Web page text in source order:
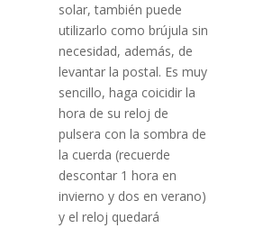
solar, también puede
utilizarlo como brújula sin
necesidad, además, de
levantar la postal. Es muy
sencillo, haga coicidir la
hora de su reloj de
pulsera con la sombra de
la cuerda (recuerde
descontar 1 hora en
invierno y dos en verano)
y el reloj quedará